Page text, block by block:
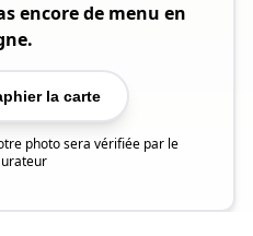
encore de menu en
la carte
photo sera vérifiée par le